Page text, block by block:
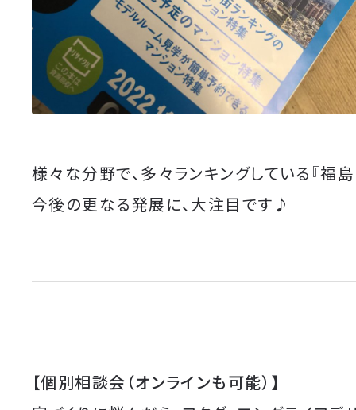
様々な分野で、多々ランキングしている『福島
今後の更なる発展に、大注目です♪
【個別相談会（オンラインも可能）】